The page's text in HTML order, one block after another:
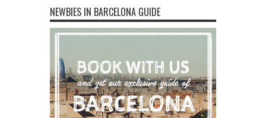
NEWBIES IN BARCELONA GUIDE